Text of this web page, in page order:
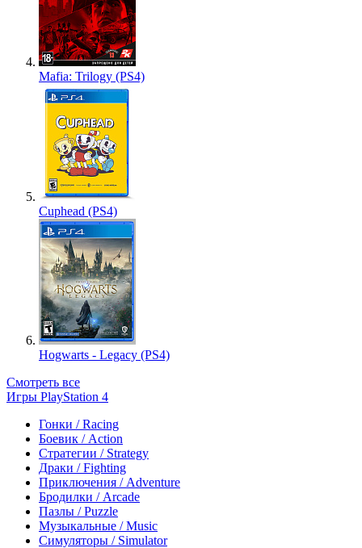
Mafia: Trilogy (PS4)
Cuphead (PS4)
Hogwarts - Legacy (PS4)
Смотреть все
Игры PlayStation 4
Гонки / Racing
Боевик / Action
Стратегии / Strategy
Драки / Fighting
Приключения / Adventure
Бродилки / Arcade
Пазлы / Puzzle
Музыкальные / Music
Симуляторы / Simulator